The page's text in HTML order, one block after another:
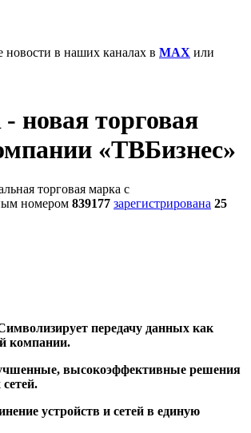
новости в наших каналах в MAX или
новая торговая
«ТВБизнес»
торговая марка с
номером 839177 зарегистрирована 25
передачу данных как
компании.
высокоэффективные решения
устройств и сетей в единую